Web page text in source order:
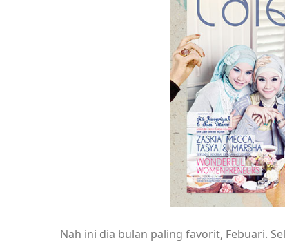
Nah ini dia bulan paling favorit, Febuari.